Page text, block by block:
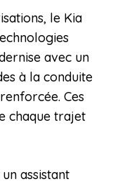
le Kia
avec un
à la conduite
Ces
chaque trajet
assistant